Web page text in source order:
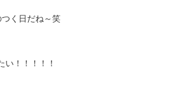
く日だね～笑
い！！！！！